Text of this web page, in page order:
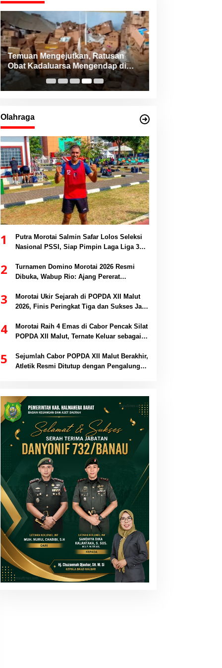
Temuan Mengejutkan, Ratusan
Obat Kadaluarsa Mengendap di
RSUD Morotai dan Faskes sejak
2022
Olahraga
1
Putra Morotai Salmin Safar Lolos Seleksi
Nasional PSSI, Siap Pimpin Laga Liga 3
2
Turnamen Domino Morotai 2026 Resmi
Dibuka, Wabup Rio: Ajang Pererat
3
Morotai Ukir Sejarah di POPDA XII Malut
2026, Finis Peringkat Tiga dan Sukses Jadi
4
Morotai Raih 4 Emas di Cabor Pencak Silat
POPDA XII Malut, Ternate Keluar sebagai
5
Sejumlah Cabor POPDA XII Malut Berakhir,
Atletik Resmi Ditutup dengan Pengalungan